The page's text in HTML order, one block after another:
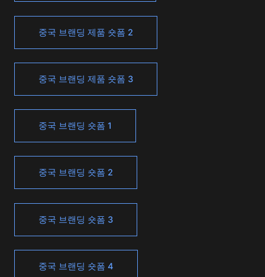
중국 브랜딩 제품 숏폼 2
중국 브랜딩 제품 숏폼 3
중국 브랜딩 숏폼 1
중국 브랜딩 숏폼 2
중국 브랜딩 숏폼 3
중국 브랜딩 숏폼 4